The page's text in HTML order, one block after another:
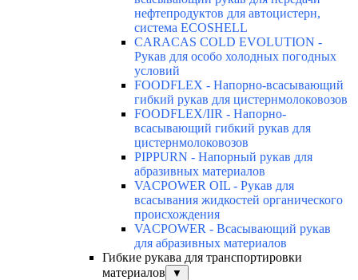
нефтепродуктов для автоцистерн,
система ECOSHELL
CARACAS COLD EVOLUTION -
Рукав для особо холодных погодных
условий
FOODFLEX - Напорно-всасывающий
гибкий рукав для цистернмолоковозов
FOODFLEX/IIR - Напорно-
всасывающий гибкий рукав для
цистернмолоковозов
PIPPURN - Напорный рукав для
абразивных материалов
VACPOWER OIL - Рукав для
всасывания жидкостей органического
происхождения
VACPOWER - Всасывающий рукав
для абразивных материалов
Гибкие рукава для транспортировки
материалов
▼